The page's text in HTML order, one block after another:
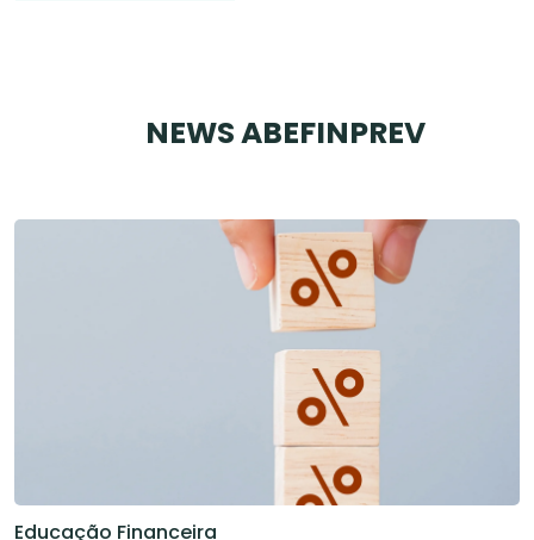
NEWS ABEFINPREV
Educação Financeira